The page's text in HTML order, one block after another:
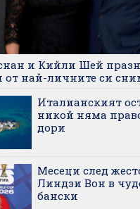
и Кийли Шей
от най-личните си
Италианският
никой няма
дори
Месеци след
Линдзи Вон в
бански